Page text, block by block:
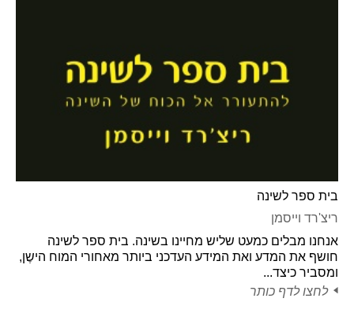
בית ספר לשינה
ריצ'רד וייסמן
אנחנו מבלים כמעט שליש מחיינו בשינה. בית ספר לשינה
חושף את המדע ואת המידע העדכני ביותר מאחורי המוח הישֶן,
ומסביר כיצד...
לחצו לדף כותר